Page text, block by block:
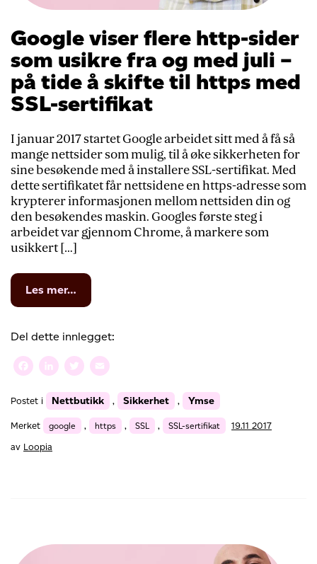
Google viser flere http-sider
som usikre fra og med juli –
på tide å skifte til https med
SSL-sertifikat
I januar 2017 startet Google arbeidet sitt med å få så
mange nettsider som mulig, til å øke sikkerheten for
sine besøkende med å installere SSL-sertifikat. Med
dette sertifikatet får nettsidene en https-adresse som
krypterer informasjonen mellom nettsiden din og
den besøkendes maskin. Googles første steg i
arbeidet var gjennom Chrome, å markere som
usikkert […]
Les mer…
Google
flere
http-
sider
som
fra
og
med
https
Del dette innlegget:
Facebook
LinkedIn
Twitter
Postet i Nettbutikk , Sikkerhet , Ymse
Merket google , https , SSL , SSL-sertifikat
19.11 2017
av Loopia